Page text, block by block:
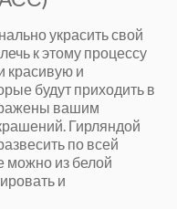
украсить свой
к этому процессу
красивую и
будут приходить в
вашим
Гирляндой
по всей
можно из белой
и